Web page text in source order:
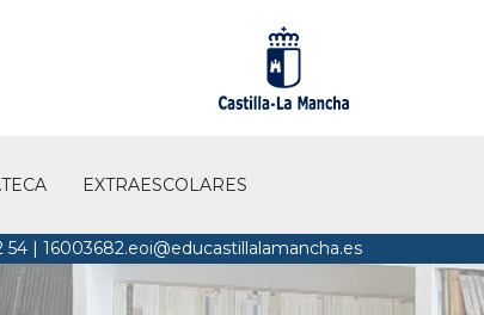
EXTRAESCOLARES
54 | 16003682.eoi@educastillalamancha.es